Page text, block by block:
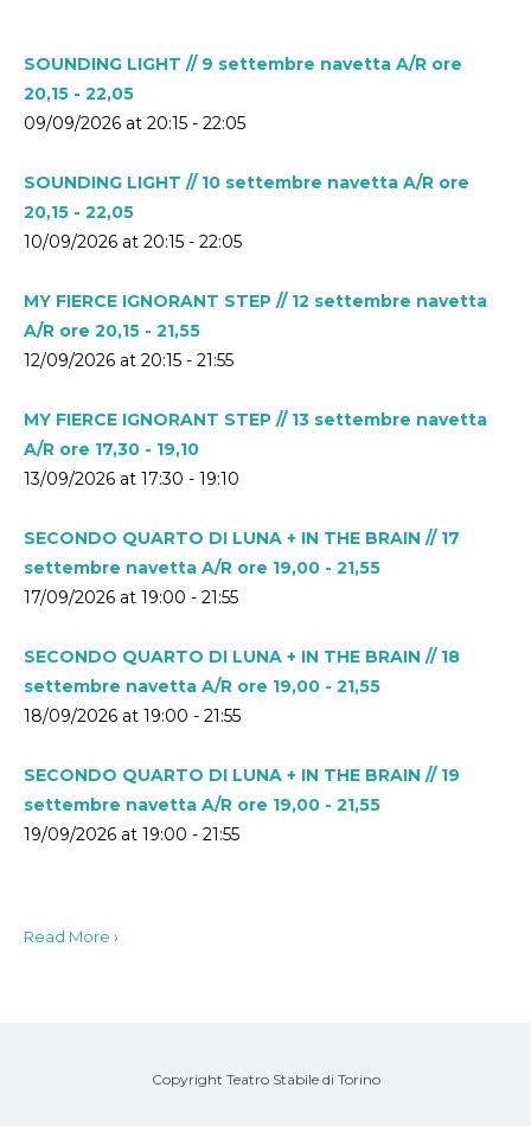
SOUNDING LIGHT // 9 settembre navetta A/R ore
20,15 - 22,05
09/09/2026 at 20:15 - 22:05
SOUNDING LIGHT // 10 settembre navetta A/R ore
20,15 - 22,05
10/09/2026 at 20:15 - 22:05
MY FIERCE IGNORANT STEP // 12 settembre navetta
A/R ore 20,15 - 21,55
12/09/2026 at 20:15 - 21:55
MY FIERCE IGNORANT STEP // 13 settembre navetta
A/R ore 17,30 - 19,10
13/09/2026 at 17:30 - 19:10
SECONDO QUARTO DI LUNA + IN THE BRAIN // 17
settembre navetta A/R ore 19,00 - 21,55
17/09/2026 at 19:00 - 21:55
SECONDO QUARTO DI LUNA + IN THE BRAIN // 18
settembre navetta A/R ore 19,00 - 21,55
18/09/2026 at 19:00 - 21:55
SECONDO QUARTO DI LUNA + IN THE BRAIN // 19
settembre navetta A/R ore 19,00 - 21,55
19/09/2026 at 19:00 - 21:55
Read More ›
Copyright Teatro Stabile di Torino